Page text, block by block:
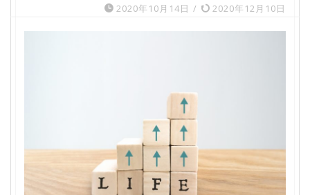
2020年10月14日 / 2020年12月10日